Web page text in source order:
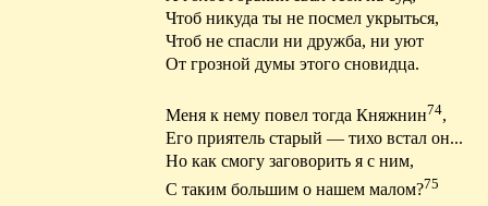
Чтоб никуда ты не посмел укрыться,
Чтоб не спасли ни дружба, ни уют
От грозной думы этого сновидца.
Меня к нему повел тогда Княжнин74,
Его приятель старый — тихо встал он...
Но как смогу заговорить я с ним,
С таким большим онашем малом?75